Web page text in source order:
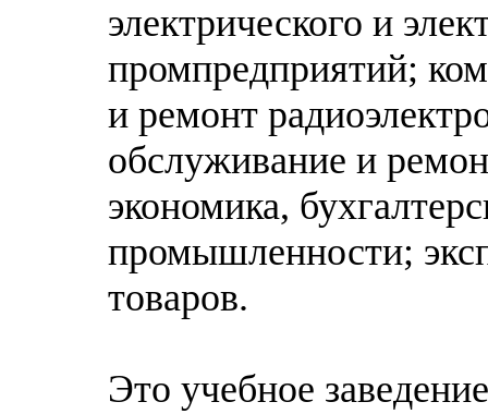
электрического и
промпредприятий;
и ремонт
обслуживание и
экономика,
промышленности;
товаров.
Это учебное